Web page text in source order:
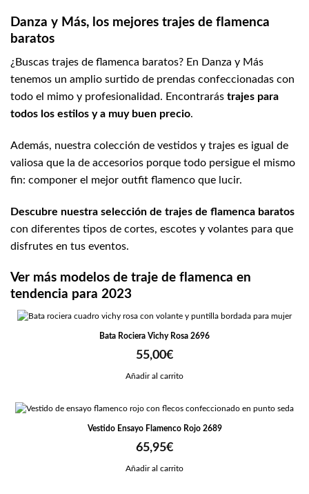
Danza y Más, los mejores trajes de flamenca
baratos
¿Buscas trajes de flamenca baratos? En Danza y Más
tenemos un amplio surtido de prendas confeccionadas con
todo el mimo y profesionalidad. Encontrarás trajes para
todos los estilos y a muy buen precio.
Además, nuestra colección de vestidos y trajes es igual de
valiosa que la de accesorios porque todo persigue el mismo
fin: componer el mejor outfit flamenco que lucir.
Descubre nuestra selección de trajes de flamenca baratos
con diferentes tipos de cortes, escotes y volantes para que
disfrutes en tus eventos.
Ver más modelos de traje de flamenca en
tendencia para 2023
Bata Rociera Vichy Rosa 2696
55,00€
Añadir al carrito
Vestido Ensayo Flamenco Rojo 2689
65,95€
Añadir al carrito